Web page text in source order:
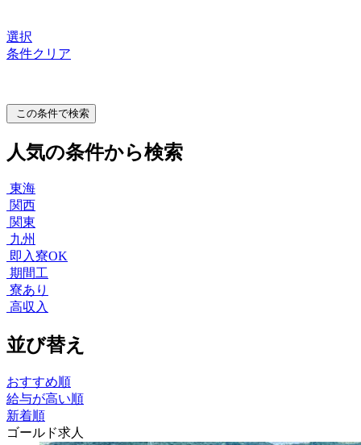
選択
条件クリア
この条件で検索
人気の条件から検索
東海
関西
関東
九州
即入寮OK
期間工
寮あり
高収入
並び替え
おすすめ順
給与が高い順
新着順
ゴールド求人